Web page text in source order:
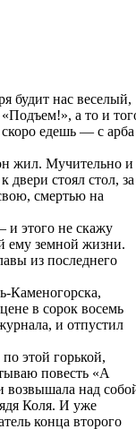
будит нас веселый,
а то и
едешь — с арба
жил. Мучительно и
двери стоял стол, за
смертью на
и этого не скажу
ему земной жизни.
из последнего
Каменогорска,
в сорок восемь
и отпустил
этой горькой,
повесть «А
возвышала над
Коля. И уже
конца второго